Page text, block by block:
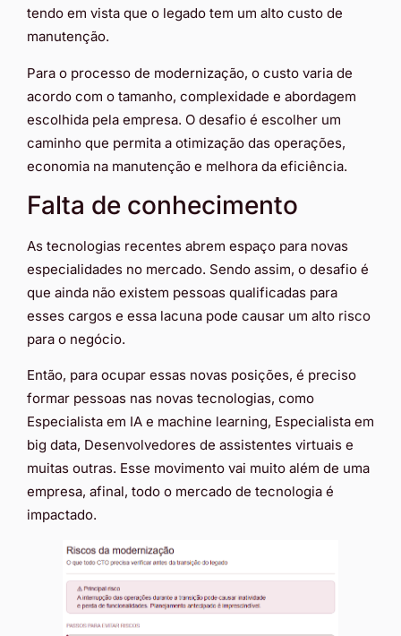
tendo em vista que o legado tem um alto custo de
manutenção.
Para o processo de modernização, o custo varia de
acordo com o tamanho, complexidade e abordagem
escolhida pela empresa. O desafio é escolher um
caminho que permita a otimização das operações,
economia na manutenção e melhora da eficiência.
Falta de conhecimento
As tecnologias recentes abrem espaço para novas
especialidades no mercado. Sendo assim, o desafio é
que ainda não existem pessoas qualificadas para
esses cargos e essa lacuna pode causar um alto risco
para o negócio.
Então, para ocupar essas novas posições, é preciso
formar pessoas nas novas tecnologias, como
Especialista em IA e machine learning, Especialista em
big data, Desenvolvedores de assistentes virtuais e
muitas outras. Esse movimento vai muito além de uma
empresa, afinal, todo o mercado de tecnologia é
impactado.